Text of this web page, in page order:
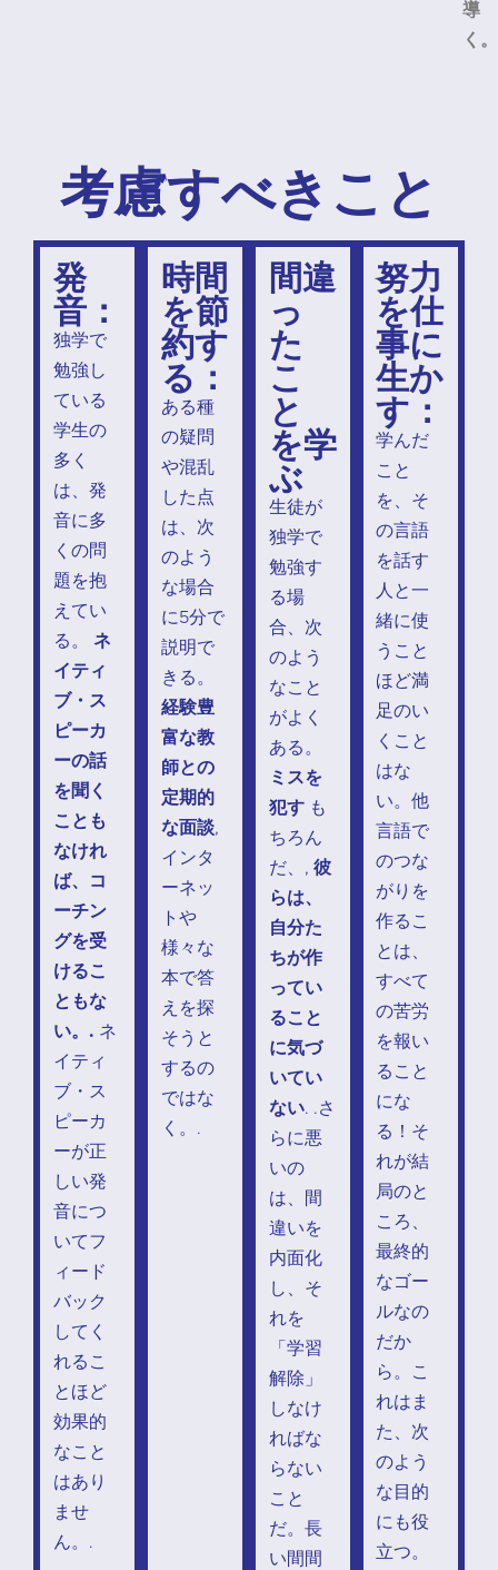
導
く
考慮すべきこと
発
音：
独学で
勉強し
ている
学生の
多く
は、発
音に多
くの問
題を抱
えてい
る。ネ
イティ
ブ・ス
ピーカ
ーの話
を聞く
ことも
なけれ
ば、コ
ーチン
グを受
けるこ
ともな
い。. ネ
イティ
ブ・ス
ピーカ
ーが正
しい発
音につ
いてフ
ィード
バック
してく
れるこ
とほど
効果的
なこと
はあり
ませ
ん。.
時間
を節
約す
る：
ある種
の疑問
や混乱
した点
は、次
のよう
な場合
に5分で
説明で
きる。
経験豊
富な教
師との
定期的
な面談,
インタ
ーネッ
トや
様々な
本で答
えを探
そうと
するの
ではな
く。.
間違
っ
た
こ
と
を学
ぶ
生徒が
独学で
勉強す
る場
合、次
のよう
なこと
がよく
ある。
ミスを
犯すも
ちろん
だ、, 彼
らは、
自分た
ちが作
ってい
ること
に気づ
いてい
ない. .さ
らに悪
いの
は、間
違いを
内面化
し、そ
れを
「学習
解除」
しなけ
ればな
らない
こと
だ。長
い間間
努力
を仕
事に
生か
す：
学んだ
こと
を、そ
の言語
を話す
人と一
緒に使
うこと
ほど満
足のい
くこと
はな
い。他
言語で
のつな
がりを
作るこ
とは、
すべて
の苦労
を報い
ること
にな
る！そ
れが結
局のと
ころ、
最終的
なゴー
ルなの
だか
ら。こ
れはま
た、次
のよう
な目的
にも役
立つ。